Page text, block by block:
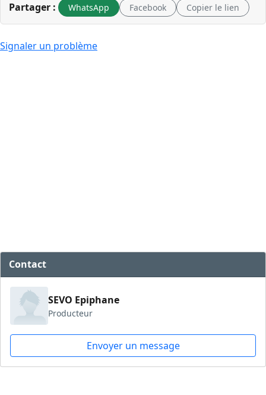
Partager : WhatsApp Facebook Copier le lien
Signaler un problème
Contact
SEVO Epiphane
Producteur
Envoyer un message